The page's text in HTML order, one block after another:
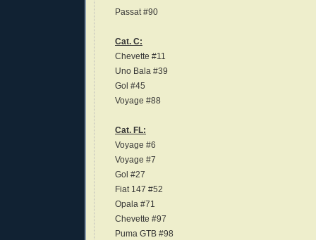
Passat #90
Cat. C:
Chevette #11
Uno Bala #39
Gol #45
Voyage #88
Cat. FL:
Voyage #6
Voyage #7
Gol #27
Fiat 147 #52
Opala #71
Chevette #97
Puma GTB #98